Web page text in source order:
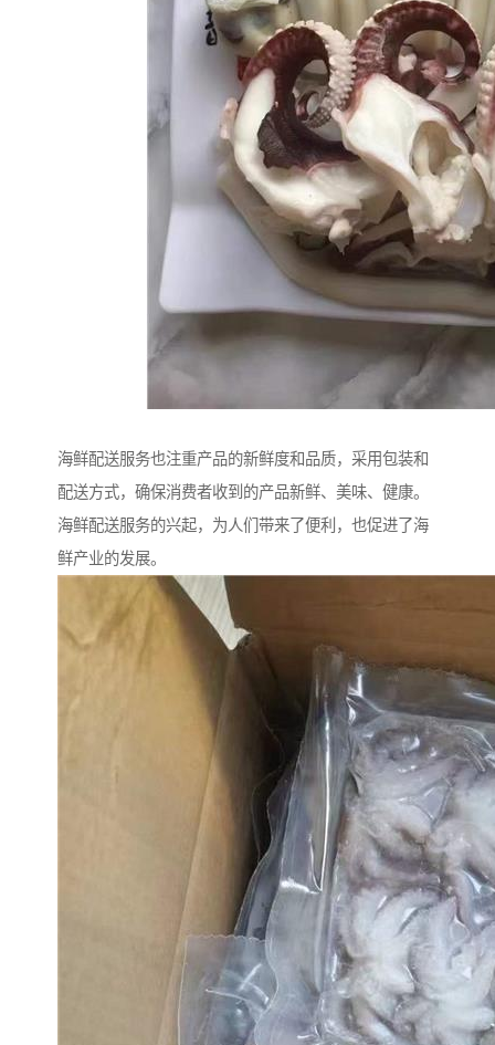
海鲜配送服务也注重产品的新鲜度和品质，采用包装和
配送方式，确保消费者收到的产品新鲜、美味、健康。
海鲜配送服务的兴起，为人们带来了便利，也促进了海
鲜产业的发展。